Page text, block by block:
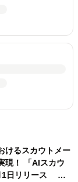
けるスカウトメー
現！ 「AIスカウ
1日リリース ～